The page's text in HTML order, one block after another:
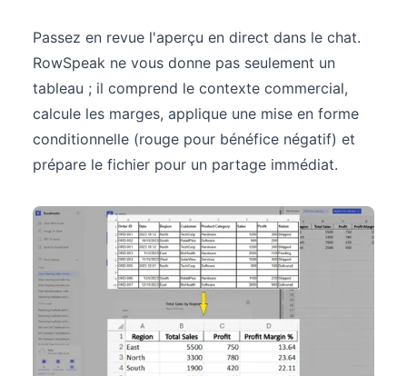
Passez en revue l'aperçu en direct dans le chat.
RowSpeak ne vous donne pas seulement un
tableau ; il comprend le contexte commercial,
calcule les marges, applique une mise en forme
conditionnelle (rouge pour bénéfice négatif) et
prépare le fichier pour un partage immédiat.